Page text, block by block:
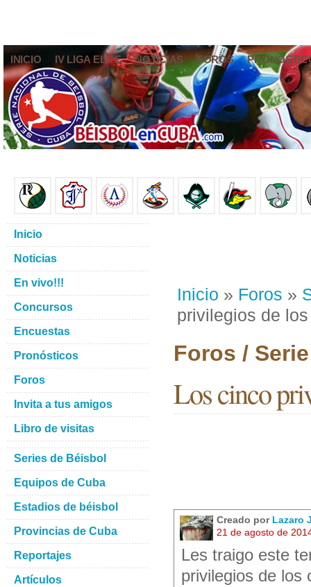
INICIO IV LIGA ELITE NOTICIAS FOROS
Inicio » Foros »
privilegios de
Foros /
Los cinco
Creado por Lazaro
21 de agosto de
Les traigo este
privilegios de los
Inicio
Noticias
En vivo!!!
Concursos
Encuestas
Pronósticos
Foros
Invita a tus amigos
Libro de visitas
Series de Béisbol
Equipos de Cuba
Estadios de béisbol
Provincias de Cuba
Reportajes
Artículos